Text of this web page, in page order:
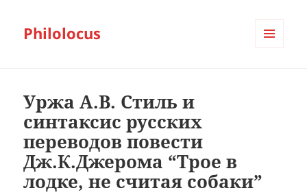
Philolocus
Уржа А.В. Стиль и
синтаксис русских
переводов повести
Дж.К.Джерома “Трое в
лодке, не считая собаки”